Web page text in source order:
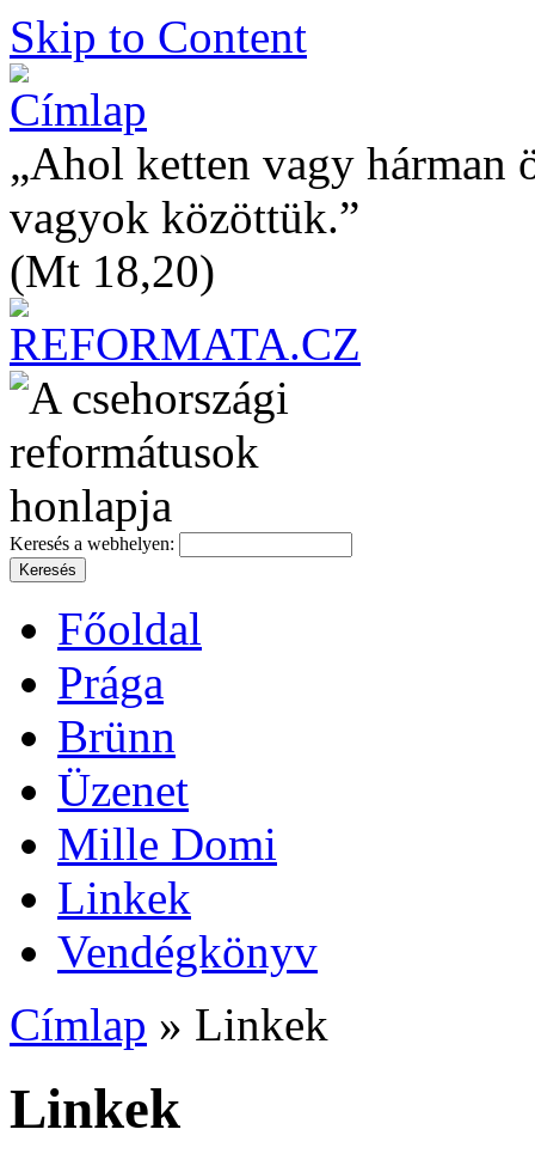
Skip to Content
„Ahol ketten vagy hárman
vagyok közöttük.”
(Mt 18,20)
Keresés a webhelyen:
Főoldal
Prága
Brünn
Üzenet
Mille Domi
Linkek
Vendégkönyv
Címlap » Linkek
Linkek